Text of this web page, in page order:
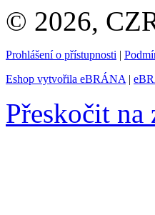
© 2026,
Prohlášení o přístupnosti |
Eshop vytvořila eBRÁNA |
Přeskočit na